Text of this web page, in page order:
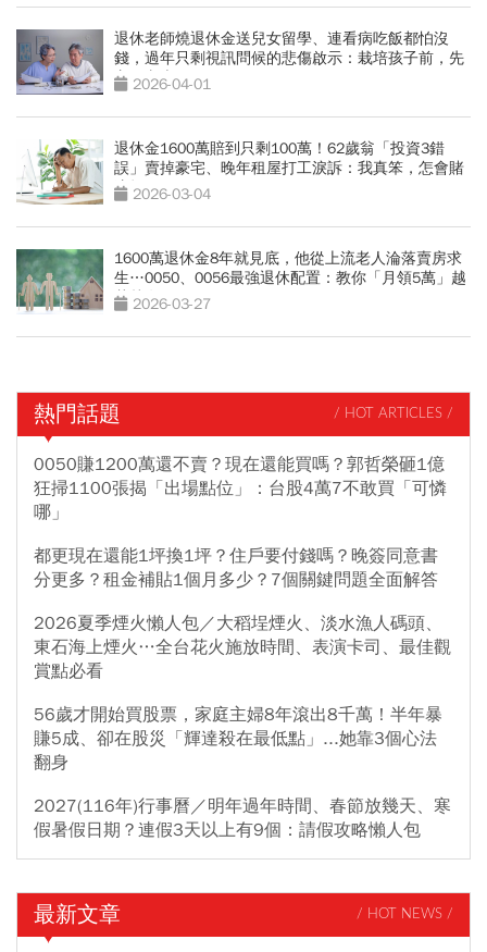
退休老師燒退休金送兒女留學、連看病吃飯都怕沒
錢，過年只剩視訊問候的悲傷啟示：栽培孩子前，先
守住老本
2026-04-01
退休金1600萬賠到只剩100萬！62歲翁「投資3錯
誤」賣掉豪宅、晚年租屋打工淚訴：我真笨，怎會賭
這把？
2026-03-04
1600萬退休金8年就見底，他從上流老人淪落賣房求
生…0050、0056最強退休配置：教你「月領5萬」越
花越有錢
2026-03-27
熱門話題 / HOT ARTICLES /
0050賺1200萬還不賣？現在還能買嗎？郭哲榮砸1億
狂掃1100張揭「出場點位」：台股4萬7不敢買「可憐
哪」
都更現在還能1坪換1坪？住戶要付錢嗎？晚簽同意書
分更多？租金補貼1個月多少？7個關鍵問題全面解答
2026夏季煙火懶人包／大稻埕煙火、淡水漁人碼頭、
東石海上煙火…全台花火施放時間、表演卡司、最佳觀
賞點必看
56歲才開始買股票，家庭主婦8年滾出8千萬！半年暴
賺5成、卻在股災「輝達殺在最低點」...她靠3個心法
翻身
2027(116年)行事曆／明年過年時間、春節放幾天、寒
假暑假日期？連假3天以上有9個：請假攻略懶人包
最新文章 / HOT NEWS /